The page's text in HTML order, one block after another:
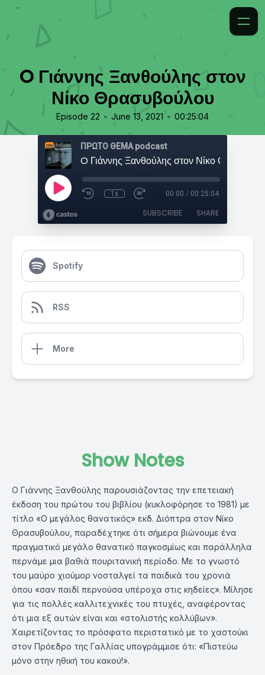
O Γιάννης Ξανθούλης στον
Νίκο Θρασυβούλου
Episode 22 • June 13, 2021 • 00:25:04
ΠΡΩΤΟ ΘΕΜΑ podcast
O Γιάννης Ξανθούλης στον Νίκο
1x 00:00 / 00:25:04
SUBSCRIBE SHARE
Spotify
RSS
More
Show Notes
Ο Γιάννης Ξανθούλης παρουσιάζοντας την επετειακή
έκδοση του πρώτου του βιβλίου (κυκλοφόρησε το 1981) με
τίτλο «Ο μεγάλος θανατικός» εκδ. Διόπτρα στον Νίκο
Θρασυβούλου, παραδέχτηκε ότι σήμερα βιώνουμε ένα
πραγματικό μεγάλο θανατικό παγκοσμίως και παράλληλα
περνάμε μια βαθιά πουριτανική περίοδο. Με το γνωστό
του μαύρο χιούμορ νοσταλγεί τα παιδικά του χρονιά
όπου «σαν παιδί περνούσα υπέροχα στις κηδείες». Μίλησε
για τις πολλές καλλιτεχνικές του πτυχές, αναφέροντας
ότι μια εξ αυτών είναι και «στολιστής κολλύβων».
Χαιρετίζοντας το πρόσφατο περιστατικό με το χαστούκι
στον Πρόεδρο της Γαλλίας υπογράμμισε ότι: «Πιστεύω
μόνο στην ηθική του κακού!».